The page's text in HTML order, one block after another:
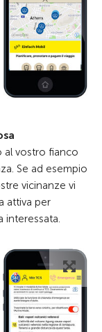
al vostro fianco
Se ad esempio
vicinanze vi
attiva per
interessata.